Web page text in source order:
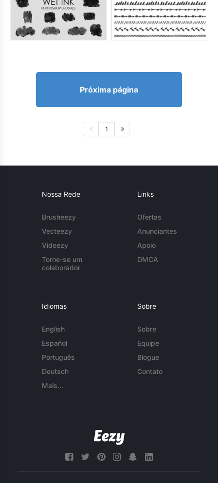
Próxima página
1
Nossa Rede
Brusheezy
Vecteezy
Videezy
Torne-se um
colaborador
Links
Ofertas
Anunciantes
Apoio
DMCA
Idiomas
English
Español
Português
Deutsch
Mais...
Sobre
Sobre
Equipe
Blogue
Contato